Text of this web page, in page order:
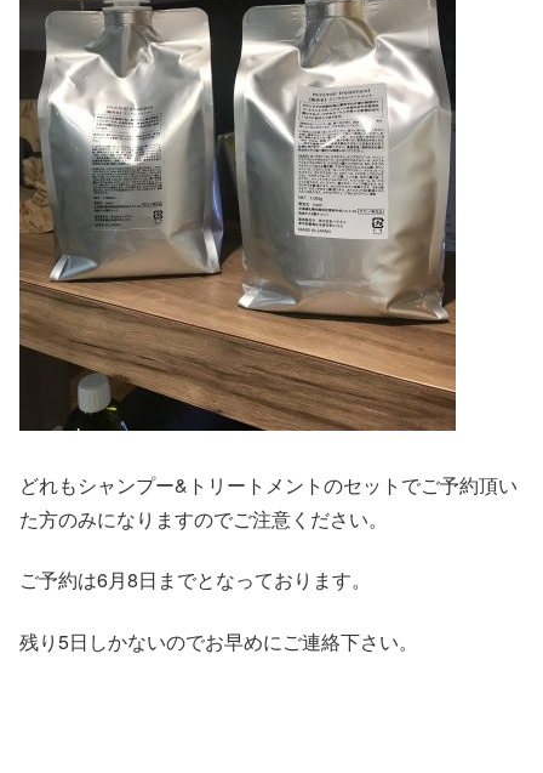
どれもシャンプー&トリートメントのセットでご予約頂い
た方のみになりますのでご注意ください。
ご予約は6月8日までとなっております。
残り5日しかないのでお早めにご連絡下さい。